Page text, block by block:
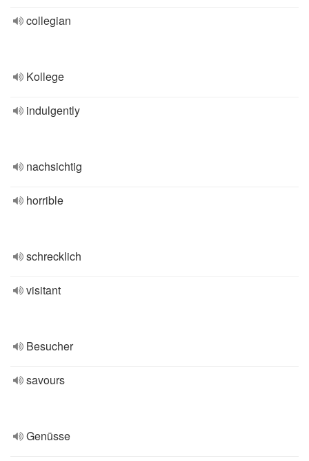
collegian
Kollege
indulgently
nachsichtig
horrible
schrecklich
visitant
Besucher
savours
Genüsse